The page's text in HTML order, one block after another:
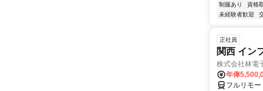
制服あり
資格
未経験者歓迎
正社員
関西 イン
株式会社林電
年俸
フルリモー